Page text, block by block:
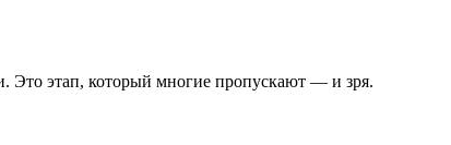
Это этап, который многие пропускают — и зря.